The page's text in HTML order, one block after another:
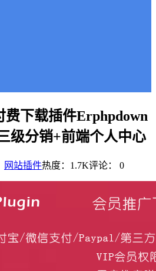
费下载插件Erphpdown
级分销+前端个人中心
网站插件热度：1.7K评论： 0